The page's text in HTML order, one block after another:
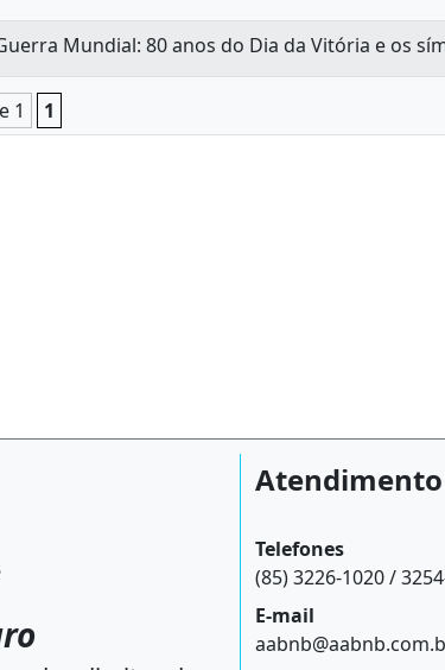
Mundial: 80 anos do Dia da Vitória e os
1 1
Atendimento
Telefones
(85) 3226-1020 /
E-mail